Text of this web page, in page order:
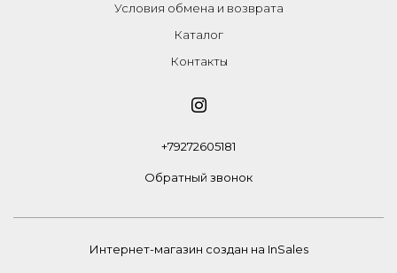
Условия обмена и возврата
Каталог
Контакты
+79272605181
Обратный звонок
Интернет-магазин создан на InSales